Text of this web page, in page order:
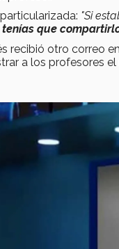
"Si
que
recibió otro correo
a los profesores el